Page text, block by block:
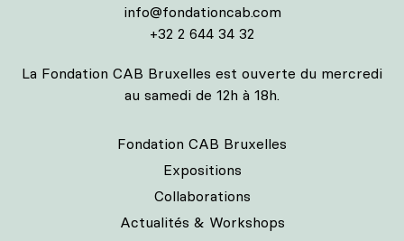
info@fondationcab.com
+32 2 644 34 32
La Fondation CAB Bruxelles est ouverte du mercredi
au samedi de 12h à 18h.
Fondation CAB Bruxelles
Expositions
Collaborations
Actualités & Workshops